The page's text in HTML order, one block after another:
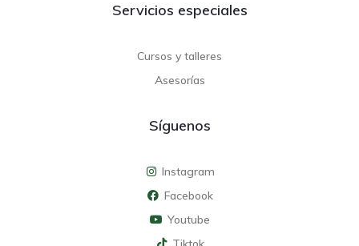
Servicios especiales
Cursos y talleres
Asesorías
Síguenos
Instagram
Facebook
Youtube